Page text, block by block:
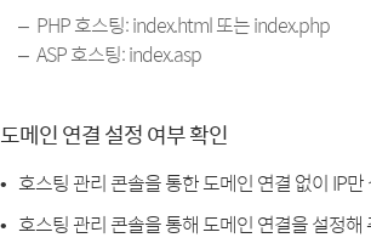
PHP 호스팅: index.html 또는 index.php
ASP 호스팅: index.asp
도메인 연결 설정 여부 확인
호스팅 관리 콘솔을 통한 도메인 연결 없이 IP
호스팅 관리 콘솔을 통해 도메인 연결을 설정해